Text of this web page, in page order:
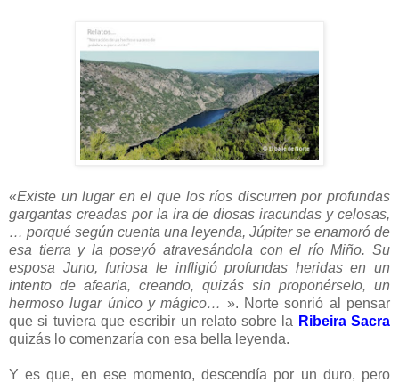
«Existe un lugar en el que los ríos discurren por profundas
gargantas creadas por la ira de diosas iracundas y celosas,
… porqué según cuenta una leyenda, Júpiter se enamoró de
esa tierra y la poseyó atravesándola con el río Miño. Su
esposa Juno, furiosa le infligió profundas heridas en un
intento de afearla, creando, quizás sin proponérselo, un
hermoso lugar único y mágico… ». Norte sonrió al pensar
que si tuviera que escribir un relato sobre la Ribeira Sacra
quizás lo comenzaría con esa bella leyenda.
Y es que, en ese momento, descendía por un duro, pero